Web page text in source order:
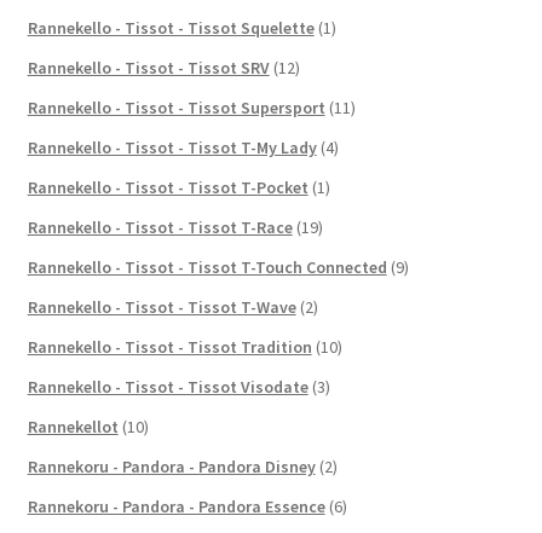
Rannekello - Tissot - Tissot Squelette (1)
Rannekello - Tissot - Tissot SRV (12)
Rannekello - Tissot - Tissot Supersport (11)
Rannekello - Tissot - Tissot T-My Lady (4)
Rannekello - Tissot - Tissot T-Pocket (1)
Rannekello - Tissot - Tissot T-Race (19)
Rannekello - Tissot - Tissot T-Touch Connected (9)
Rannekello - Tissot - Tissot T-Wave (2)
Rannekello - Tissot - Tissot Tradition (10)
Rannekello - Tissot - Tissot Visodate (3)
Rannekellot (10)
Rannekoru - Pandora - Pandora Disney (2)
Rannekoru - Pandora - Pandora Essence (6)